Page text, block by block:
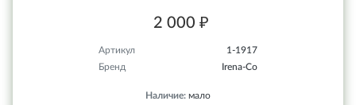
2 000 ₽
Артикул
1-1917
Бренд
Irena-Co
Наличие: мало